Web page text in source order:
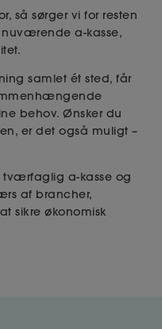
så sørger vi for resten
a-kasse,
samlet ét sted, får
behov. Ønsker du
er det også muligt –
tværfaglig a-kasse og
af brancher,
sikre økonomisk